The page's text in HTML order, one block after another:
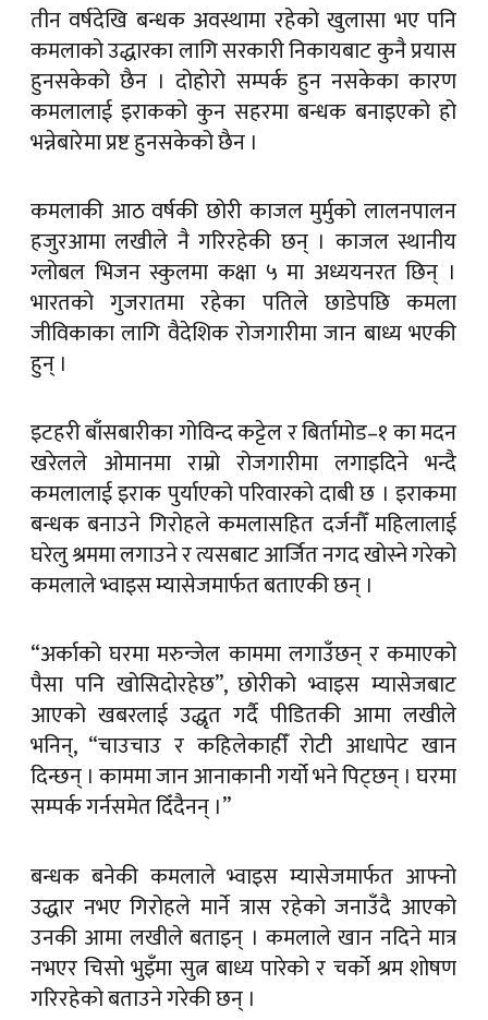
तीन वर्षदेखि बन्धक अवस्थामा रहेको खुलासा भए पनि
कमलाको उद्धारका लागि सरकारी निकायबाट कुनै प्रयास
हुनसकेको छैन । दोहोरो सम्पर्क हुन नसकेका कारण
कमलालाई इराकको कुन सहरमा बन्धक बनाइएको हो
भन्नेबारेमा प्रष्ट हुनसकेको छैन ।
कमलाकी आठ वर्षकी छोरी काजल मुर्मुको लालनपालन
हजुरआमा लखीले नै गरिरहेकी छन् । काजल स्थानीय
ग्लोबल भिजन स्कुलमा कक्षा ५ मा अध्ययनरत छिन् ।
भारतको गुजरातमा रहेका पतिले छाडेपछि कमला
जीविकाका लागि वैदेशिक रोजगारीमा जान बाध्य भएकी
हुन् ।
इटहरी बाँसबारीका गोविन्द कट्टेल र बिर्तामोड–१ का मदन
खरेलले ओमानमा राम्रो रोजगारीमा लगाइदिने भन्दै
कमलालाई इराक पुर्याएको परिवारको दाबी छ । इराकमा
बन्धक बनाउने गिरोहले कमलासहित दर्जनौँ महिलालाई
घरेलु श्रममा लगाउने र त्यसबाट आर्जित नगद खोस्ने गरेको
कमलाले भ्वाइस म्यासेजमार्फत बताएकी छन् ।
“अर्काको घरमा मरुन्जेल काममा लगाउँछन् र कमाएको
पैसा पनि खोसिदोरहेछ”, छोरीको भ्वाइस म्यासेजबाट
आएको खबरलाई उद्धृत गर्दै पीडितकी आमा लखीले
भनिन्, “चाउचाउ र कहिलेकाहीँ रोटी आधापेट खान
दिन्छन् । काममा जान आनाकानी गर्यो भने पिट्छन् । घरमा
सम्पर्क गर्नसमेत दिँदैनन् ।”
बन्धक बनेकी कमलाले भ्वाइस म्यासेजमार्फत आफ्नो
उद्धार नभए गिरोहले मार्ने त्रास रहेको जनाउँदै आएको
उनकी आमा लखीले बताइन् । कमलाले खान नदिने मात्र
नभएर चिसो भुइँमा सुत्न बाध्य पारेको र चर्को श्रम शोषण
गरिरहेको बताउने गरेकी छन् ।